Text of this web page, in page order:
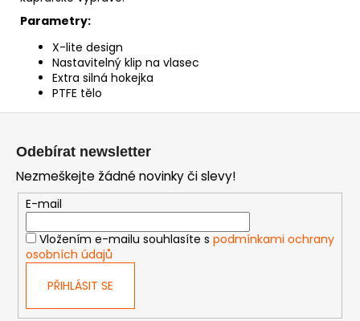
Parametry:
X-lite design
Nastavitelný klip na vlasec
Extra silná hokejka
PTFE tělo
Odebírat newsletter
Nezmeškejte žádné novinky či slevy!
E-mail
Vložením e-mailu souhlasíte s podmínkami ochrany
osobních údajů
PŘIHLÁSIT SE